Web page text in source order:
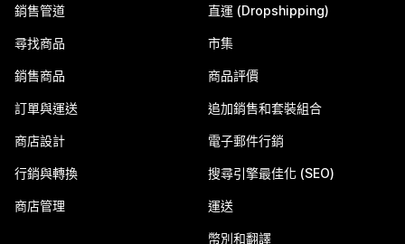
銷售管道
尋找商品
銷售商品
訂單與運送
商店設計
行銷與轉換
商店管理
直運 (Dropshipping)
市集
商品評價
追加銷售和套裝組合
電子郵件行銷
搜尋引擎最佳化 (SEO)
運送
幣別和翻譯